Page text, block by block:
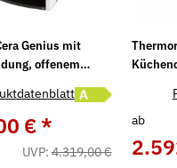
Genius mit
offenem
Energielabel A
€ *
UVP:4.319,00 €
ab